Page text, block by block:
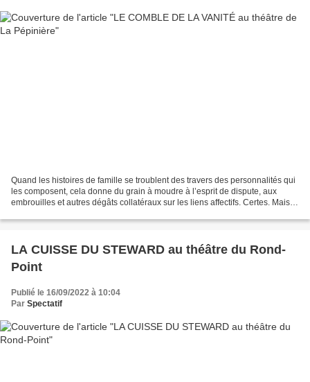
Quand les histoires de famille se troublent des travers des personnalités qui
les composent, cela donne du grain à moudre à l’esprit de dispute, aux
embrouilles et autres dégâts collatéraux sur les liens affectifs. Certes. Mais
LA CUISSE DU STEWARD au théâtre du Rond-
Point
Publié le 16/09/2022 à 10:04
Par Spectatif